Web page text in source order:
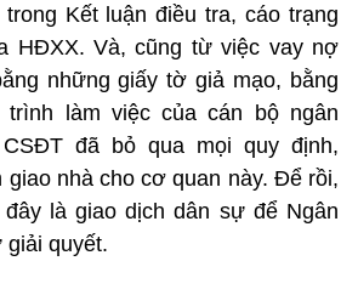
Kết luận điều tra, cáo trạng
HĐXX. Và, cũng từ việc vay nợ
những giấy tờ giả mạo, bằng
làm việc của cán bộ ngân
đã bỏ qua mọi quy định,
giao nhà cho cơ quan này. Để rồi,
là giao dịch dân sự để Ngân
giải quyết.